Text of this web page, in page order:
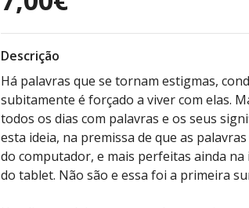
Descrição
Há palavras que se tornam estigmas,
subitamente é forçado a viver com elas.
todos os dias com palavras e os seus
esta ideia, na premissa de que as
do computador, e mais perfeitas ainda
do tablet. Não são e essa foi a primeira